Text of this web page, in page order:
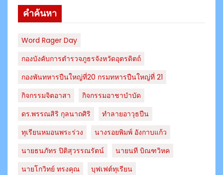
คำค้นหา
Word Rager Day
กองบังคับการตำรวจภูธรจังหวัดอุตรดิตถ์
กองพันทหารปืนใหญ่ที่20 กรมทหารปืนใหญ่ที่ 21
กิจกรรมจิตอาสา
กิจกรรมอาชาบำบัด
ดร.พรรณสิริ กุลนาถศิริ
ทำลายอาวุธปืน
ทุเรียนหมอนพระร่วง
นางรอยพิมพ์ อังกาบแก้ว
นายธนภัทร​ ปิติสุวรรณ​รัตน์​
นายนที บิณฑวิหค
นายโกวิทย์ ทรงคุณ
บุฟเฟต์ทุเรียน